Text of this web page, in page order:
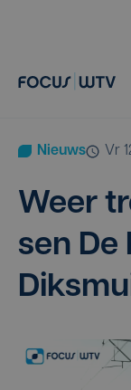
Nieuws vr
Weer
sen De